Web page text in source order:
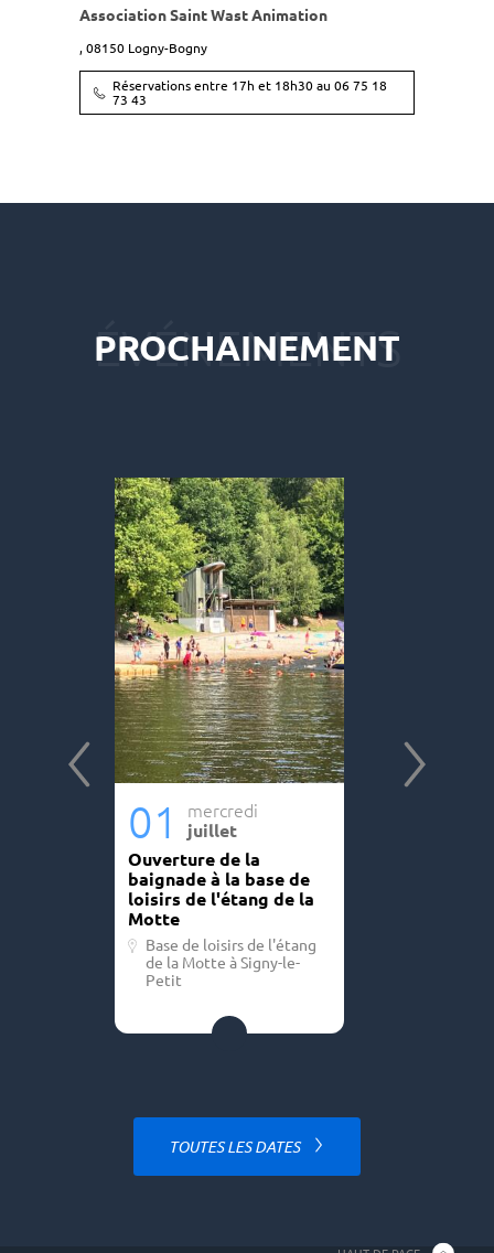
Association Saint Wast Animation
, 08150 Logny-Bogny
Réservations entre 17h et 18h30 au 06 75 18
73 43
PROCHAINEMENT
Ouverture de la
baignade à la base de
loisirs de l'étang de la
Motte
Base de loisirs de l'étang
de la Motte à Signy-le-
Petit
mercredi
01
juillet
TOUTES LES DATES